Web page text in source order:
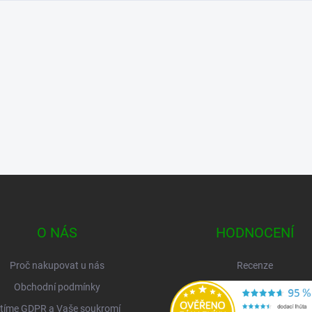
O NÁS
Proč nakupovat u nás
Obchodní podmínky
GDPR a Vaše soukromí
HODNOCENÍ
Recenze